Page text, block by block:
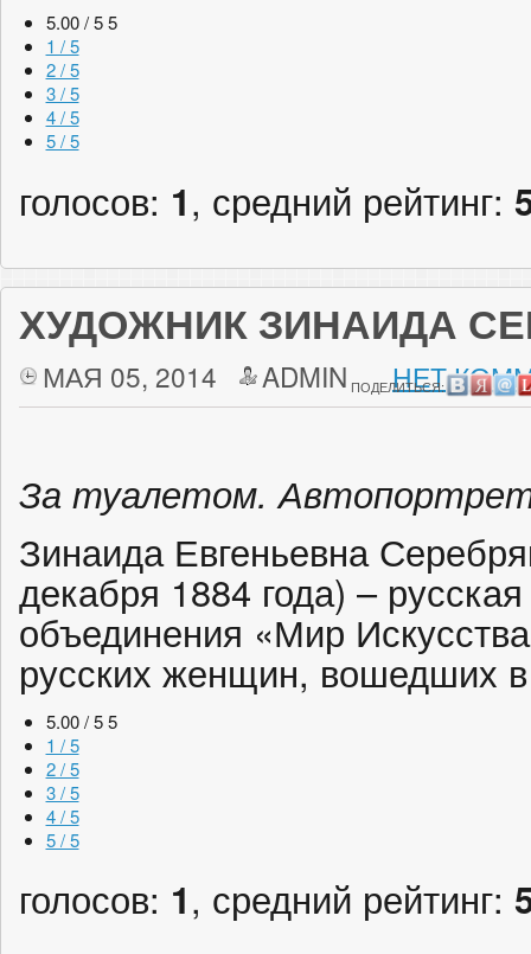
5.00 / 5 5
1 / 5
2 / 5
3 / 5
4 / 5
5 / 5
голосов: 1, средний рейтинг:
ХУДОЖНИК ЗИНАИДА
МАЯ 05, 2014 ADMIN НЕТ
ПОДЕЛИТЬСЯ:
За туалетом.
Зинаида Евгеньевна
декабря 1884 года) –
объединения «Мир
русских женщин, вошедших
5.00 / 5 5
1 / 5
2 / 5
3 / 5
4 / 5
5 / 5
голосов: 1, средний рейтинг: